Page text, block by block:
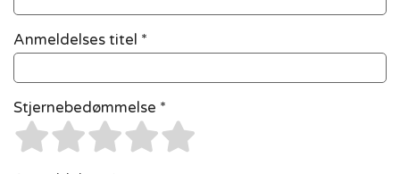
Anmeldelses titel *
Stjernebedømmelse *